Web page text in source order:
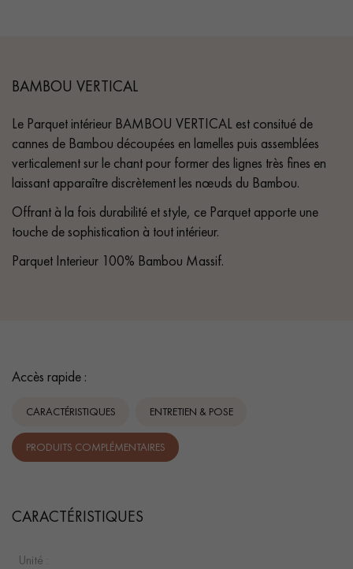
BAMBOU VERTICAL
Le Parquet intérieur BAMBOU VERTICAL est consitué de
cannes de Bambou découpées en lamelles puis assemblées
verticalement sur le chant pour former des lignes très fines en
laissant apparaître discrètement les nœuds du Bambou.
Offrant à la fois durabilité et style, ce Parquet apporte une
touche de sophistication à tout intérieur.
Parquet Interieur 100% Bambou Massif.
Accès rapide :
CARACTÉRISTIQUES ENTRETIEN & POSE
PRODUITS COMPLÉMENTAIRES
CARACTÉRISTIQUES
Unité :